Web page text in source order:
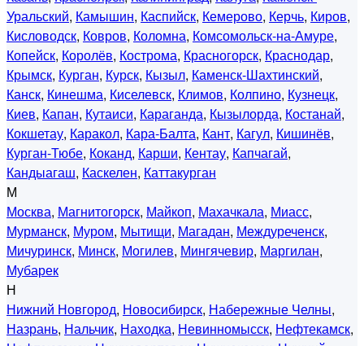
Уральский, Камышин, Каспийск, Кемерово, Керчь, Киров,
Кисловодск, Ковров, Коломна, Комсомольск-на-Амуре,
Копейск, Королёв, Кострома, Красногорск, Краснодар,
Крымск, Курган, Курск, Кызыл, Каменск-Шахтинский,
Канск, Кинешма, Киселевск, Климов, Колпино, Кузнецк,
Киев, Капан, Кутаиси, Караганда, Кызылорда, Костанай,
Кокшетау, Каракол, Кара-Балта, Кант, Кагул, Кишинёв,
Курган-Тюбе, Коканд, Карши, Кентау, Капчагай,
Кандыагаш, Каскелен, Каттакурган
М
Москва, Магнитогорск, Майкоп, Махачкала, Миасс,
Мурманск, Муром, Мытищи, Магадан, Междуреченск,
Мичуринск, Минск, Могилев, Мингячевир, Маргилан,
Мубарек
Н
Нижний Новгород, Новосибирск, Набережные Челны,
Назрань, Нальчик, Находка, Невинномысск, Нефтекамск,